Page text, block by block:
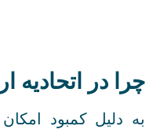
چرا در اتحادیه
به دلیل کمبود